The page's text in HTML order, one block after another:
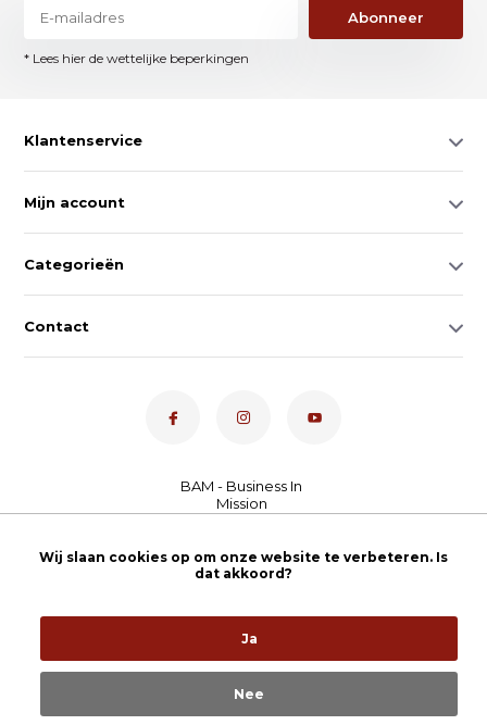
Abonneer
* Lees hier de wettelijke beperkingen
Klantenservice
Mijn account
Categorieën
Contact
Dé toetsenspecialist van
Nederland4,7- bekijk
Wij slaan cookies op om onze website te verbeteren. Is
dat akkoord?
Ja
Nee